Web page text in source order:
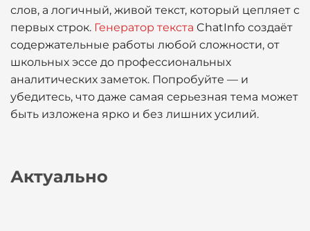
слов, а логичный, живой текст, который цепляет с
первых строк. Генератор текста ChatInfo создаёт
содержательные работы любой сложности, от
школьных эссе до профессиональных
аналитических заметок. Попробуйте — и
убедитесь, что даже самая серьезная тема может
быть изложена ярко и без лишних усилий.
Актуально